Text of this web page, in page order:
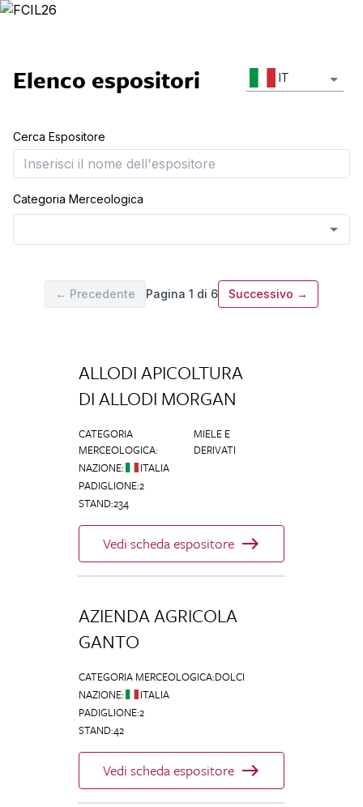
Elenco espositori IT
Cerca Espositore
Categoria Merceologica
← Precedente Pagina 1 di 6 Successivo →
ALLODI APICOLTURA
DI ALLODI MORGAN
CATEGORIA
MERCEOLOGICA:
MIELE E
DERIVATI
NAZIONE:
ITALIA
PADIGLIONE:2
STAND:234
Vedi scheda espositore
AZIENDA AGRICOLA
GANTO
CATEGORIA MERCEOLOGICA:DOLCI
NAZIONE:
ITALIA
PADIGLIONE:2
STAND:42
Vedi scheda espositore